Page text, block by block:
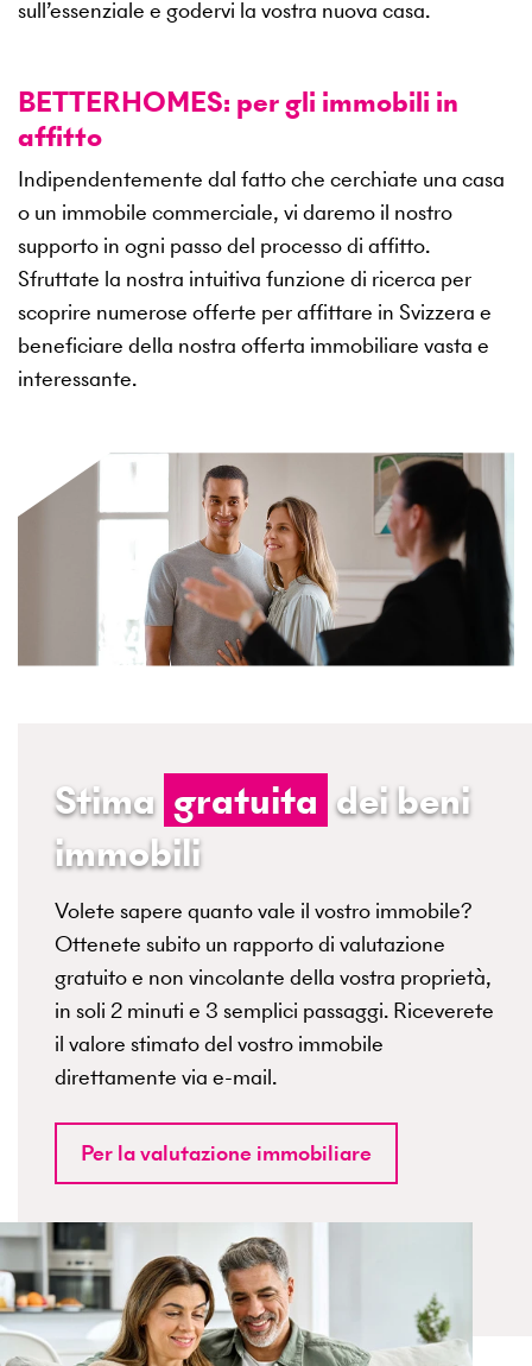
sull’essenziale e godervi la vostra nuova casa.
BETTERHOMES: per gli immobili in
affitto
Indipendentemente dal fatto che cerchiate una casa
o un immobile commerciale, vi daremo il nostro
supporto in ogni passo del processo di affitto.
Sfruttate la nostra intuitiva funzione di ricerca per
scoprire numerose offerte per affittare in Svizzera e
beneficiare della nostra offerta immobiliare vasta e
interessante.
Stima gratuita dei beni
immobili
Volete sapere quanto vale il vostro immobile?
Ottenete subito un rapporto di valutazione
gratuito e non vincolante della vostra proprietà,
in soli 2 minuti e 3 semplici passaggi. Riceverete
il valore stimato del vostro immobile
direttamente via e-mail.
Per la valutazione immobiliare